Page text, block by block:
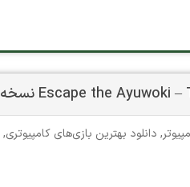
, دانلود بهترین بازی‌های کامپیوتری,